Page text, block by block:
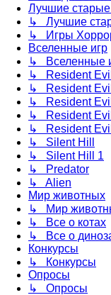
Лучшие
↳ Лучшие
↳ Игры
Вселенные игр
↳ Вселенные
↳ Resident Evil
↳ Resident
↳ Resident Evil
↳ Resident
↳ Resident
↳ Silent Hill
↳ Silent Hill 1
↳ Predator
↳ Alien
Мир животных
↳ Мир
↳ Все о котах
↳ Все о
Конкурсы
↳ Конкурсы
Опросы
↳ Опросы